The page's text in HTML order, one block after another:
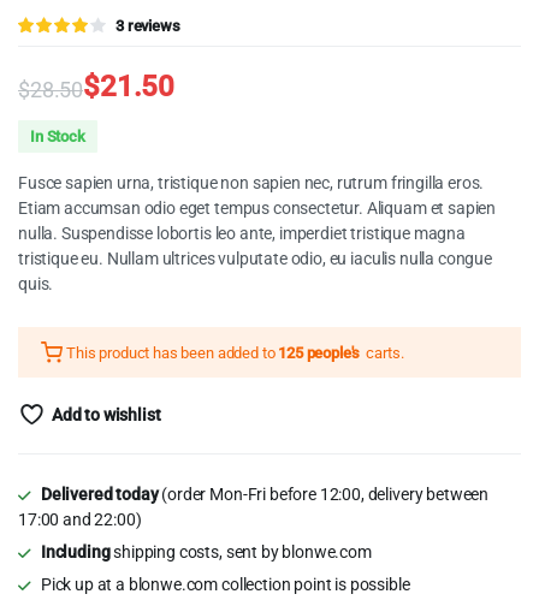
Valorado
basado
en
3
de
clientes
3reviews
$28.50
Original
was:
$28.50.
$21.50
Current
is:
$21.50.
In Stock
Fusce sapien urna, tristique non sapien nec, rutrum fringilla eros.
Etiam accumsan odio eget tempus consectetur. Aliquam et sapien
nulla. Suspendisse lobortis leo ante, imperdiet tristique magna
tristique eu. Nullam ultrices vulputate odio, eu iaculis nulla congue
quis.
This product has been added to 125 people's carts.
Add to wishlist
Delivered today(order Mon-Fri before 12:00, delivery between
17:00 and 22:00)
Includingshipping costs, sent by blonwe.com
Pick up at a blonwe.com collection point is possible